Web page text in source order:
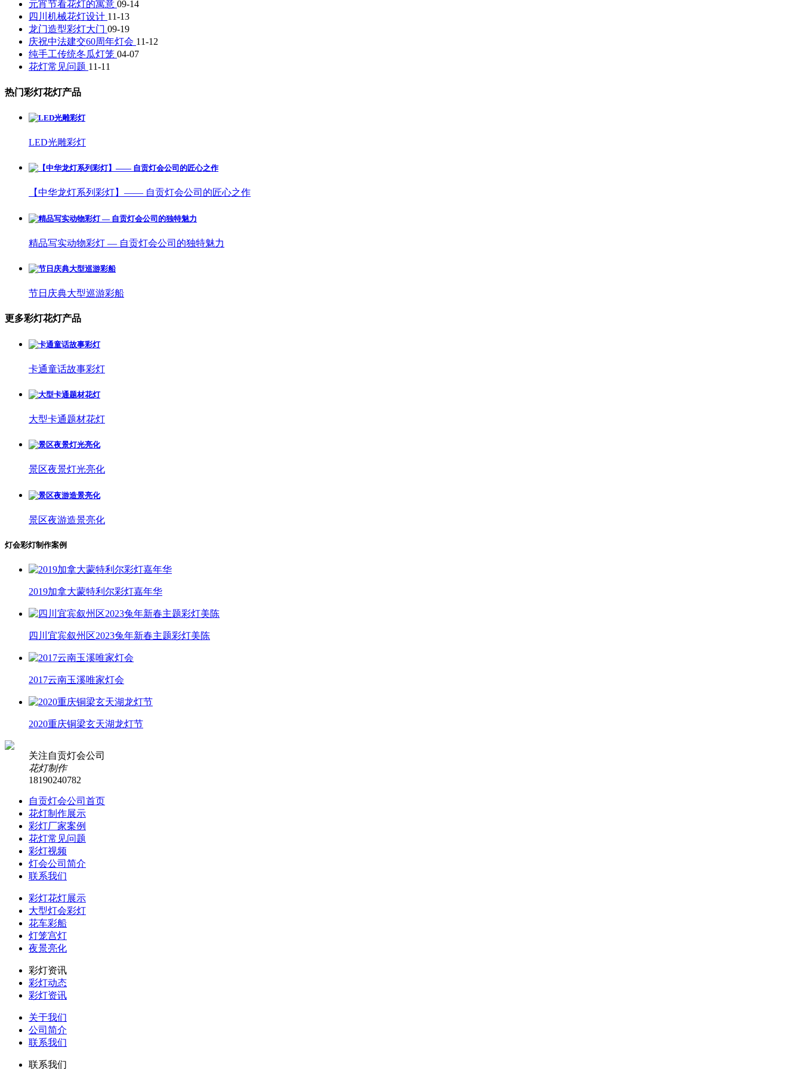
元宵节看花灯的寓意 09-14
四川机械花灯设计 11-13
龙门造型彩灯大门 09-19
庆祝中法建交60周年灯会 11-12
纯手工传统冬瓜灯笼 04-07
花灯常见问题 11-11
热门彩灯花灯产品
LED光雕彩灯
【中华龙灯系列彩灯】—— 自贡灯会公司的匠心之作
精品写实动物彩灯 — 自贡灯会公司的独特魅力
节日庆典大型巡游彩船
更多彩灯花灯产品
卡通童话故事彩灯
大型卡通题材花灯
景区夜景灯光亮化
景区夜游造景亮化
灯会彩灯制作案例
2019加拿大蒙特利尔彩灯嘉年华
四川宜宾叙州区2023兔年新春主题彩灯美陈
2017云南玉溪唯家灯会
2020重庆铜梁玄天湖龙灯节
关注自贡灯会公司
花灯制作
18190240782
自贡灯会公司首页
花灯制作展示
彩灯厂家案例
花灯常见问题
彩灯视频
灯会公司简介
联系我们
彩灯花灯展示
大型灯会彩灯
花车彩船
灯笼宫灯
夜景亮化
彩灯资讯
彩灯动态
彩灯资讯
关于我们
公司简介
联系我们
联系我们